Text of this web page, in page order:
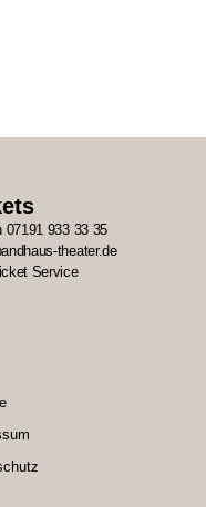
07191 933 33 35
theater.de
Service